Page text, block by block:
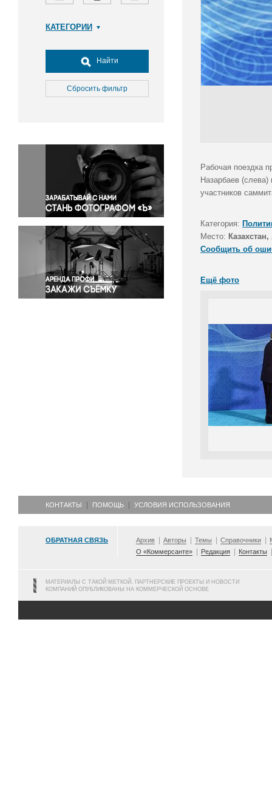
КАТЕГОРИИ
Досуг, туризм и отдых
Культура
Медицина
Окружающая среда
Политика
Правосудие
Происшествия и конфликты
Религия
Светская жизнь
Спорт
Экология
Экономика и бизнес
Найти
Сбросить фильтр
Рабочая поездка
Назарбаев
участников
Категория:
Место: Казахстан,
Сообщить об
Ещё фото
КОНТАКТЫ ПОМОЩЬ УСЛОВИЯ ИСПОЛЬЗОВАНИЯ
ОБРАТНАЯ СВЯЗЬ Архив Авторы Темы Справочники
О «Коммерсанте»
Редакция Контакты
МАТЕРИАЛЫ С ТАКОЙ МЕТКОЙ, ПАРТНЕРСКИЕ ПРОЕКТЫ И НОВОСТИ
КОМПАНИЙ ОПУБЛИКОВАНЫ НА КОММЕРЧЕСКОЙ ОСНОВЕ